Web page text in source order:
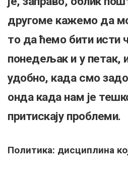
другоме кажемо да
то да ћемо бити исти
понедељак и у петак,
удобно, када смо
онда када нам је
притискају проблеми.
Политика: дисциплина